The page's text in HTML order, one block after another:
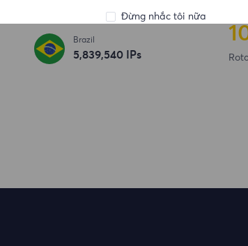
Brazil
5,839,540 IPs
Đừng nhắc tôi nữa